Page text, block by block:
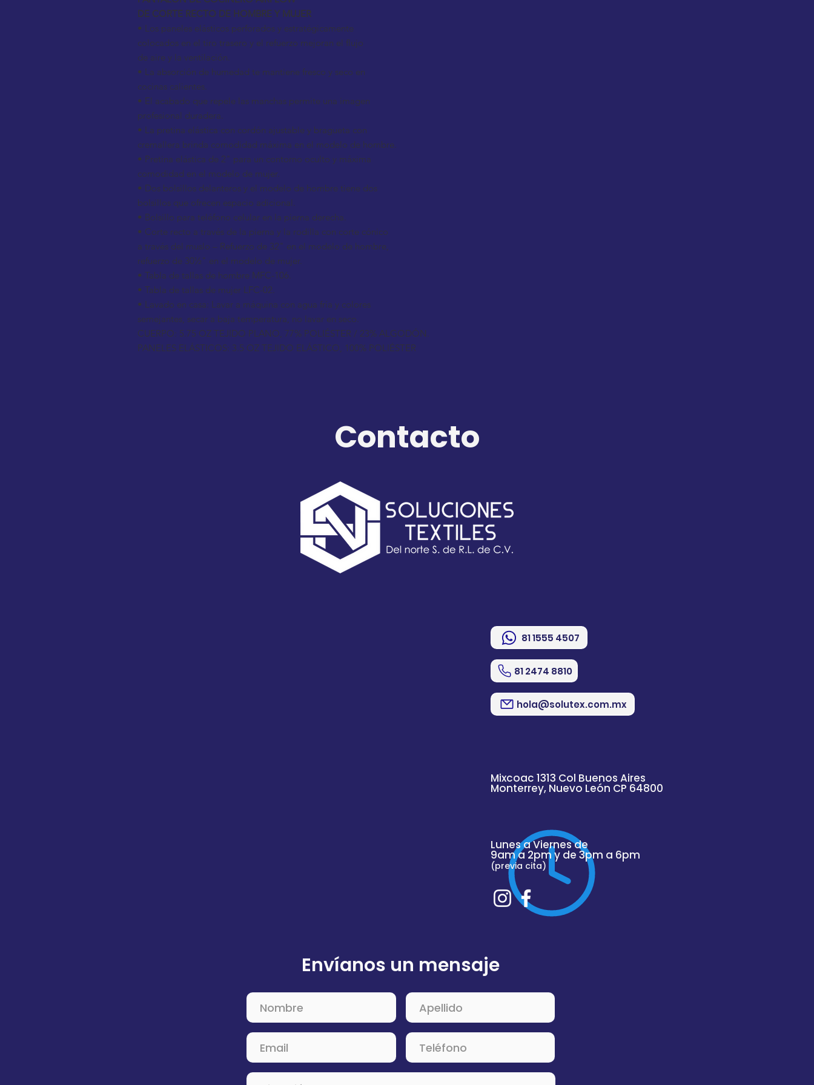
DE CORTE RECTO DE HOMBRE Y MUJER
• Los paneles elásticos perforados y estratégicamente
colocados en el tiro trasero y el refuerzo mejoran el flujo
de aire y la ventilación.
• La absorción de humedad te mantiene fresco y seco en
cocinas calientes.
• El acabado que repele las manchas permite una imagen
profesional duradera.
• La pretina elástica con cordón ajustable y bragueta con
cremallera brinda comodidad máxima en el modelo de hombre.
• Pretina elástica de 2" para un contorno oculto y máxima
comodidad en el modelo de mujer.
• Dos bolsillos delanteros y el modelo de hombre tiene dos
bolsillos que ofrecen espacio adicional.
• Bolsillo para teléfono celular en la pierna derecha.
• Corte recto a través de la pierna y la rodilla con corte cónico
a través del muslo – Refuerzo de 32" en el modelo de hombre,
refuerzo de 30½" en el modelo de mujer.
• Tabla de tallas de hombre MFC-106.
• Tabla de tallas de mujer LFC-02.
• Lavado en casa: Lavar a máquina con agua fría y colores
semejantes, secar a baja temperatura, no lavar en seco.
CUERPO: 5.75 OZ TEJIDO PLANO, 77% POLIÉSTER / 23% ALGODÓN.
PANELES ELÁSTICOS: 3.5 OZ TEJIDO ELÁSTICO, 100% POLIÉSTER
Contacto
81 1555 4507
81 2474 8810
hola@solutex.com.mx
Mixcoac 1313 Col Buenos Aires
Monterrey, Nuevo León CP 64800
Lunes a Viernes de
9am a 2pm y de 3pm a 6pm
(previa cita)
Envíanos un mensaje